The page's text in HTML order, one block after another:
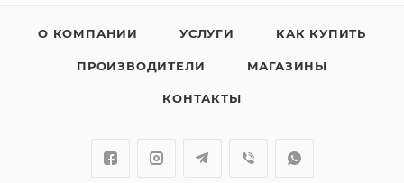
О КОМПАНИИ УСЛУГИ КАК КУПИТЬ
ПРОИЗВОДИТЕЛИ МАГАЗИНЫ
КОНТАКТЫ